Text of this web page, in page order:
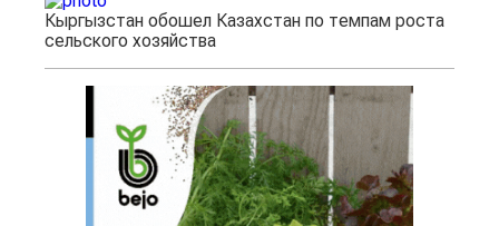
Кыргызстан обошел Казахстан по темпам роста
сельского хозяйства